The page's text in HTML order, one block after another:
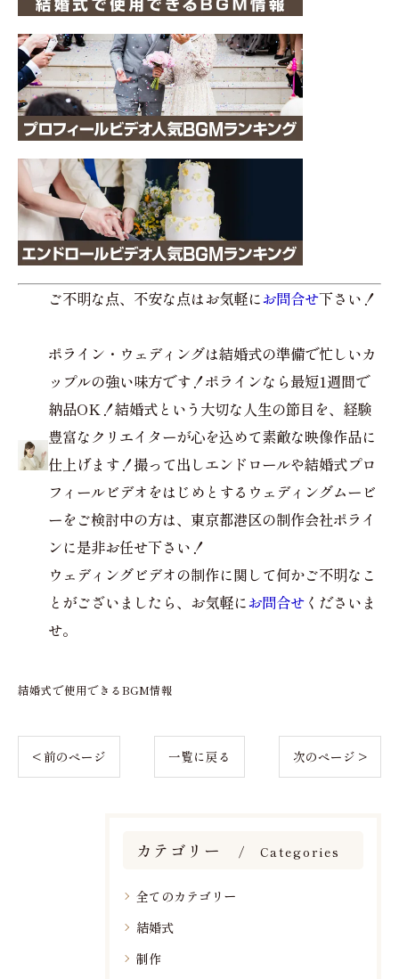
ご不明な点、不安な点はお気軽にお問合せ下さい！
ポライン・ウェディングは結婚式の準備で忙しいカ
ップルの強い味方です！ポラインなら最短1週間で
納品OK！結婚式という大切な人生の節目を、経験
豊富なクリエイターが心を込めて素敵な映像作品に
仕上げます！撮って出しエンドロールや結婚式プロ
フィールビデオをはじめとするウェディングムービ
ーをご検討中の方は、東京都港区の制作会社ポライ
ンに是非お任せ下さい！
ウェディングビデオの制作に関して何かご不明なこ
とがございましたら、お気軽にお問合せ くださいま
せ。
結婚式で使用できるBGM情報
< 前のページ 一覧に戻る 次のページ >
カテゴリー Categories
全てのカテゴリー
結婚式
制作